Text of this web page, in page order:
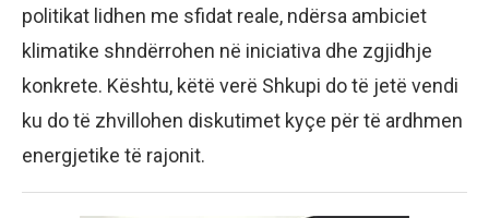
politikat lidhen me sfidat reale, ndërsa ambiciet
klimatike shndërrohen në iniciativa dhe zgjidhje
konkrete. Kështu, këtë verë Shkupi do të jetë vendi
ku do të zhvillohen diskutimet kyçe për të ardhmen
energjetike të rajonit.